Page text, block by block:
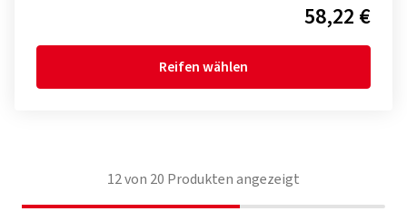
58,22 €
Reifen wählen
12von 20 Produkten angezeigt